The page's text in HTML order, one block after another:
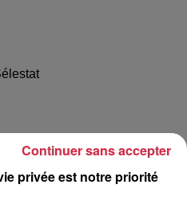
privée est notre priorité
Continuer sans accepter